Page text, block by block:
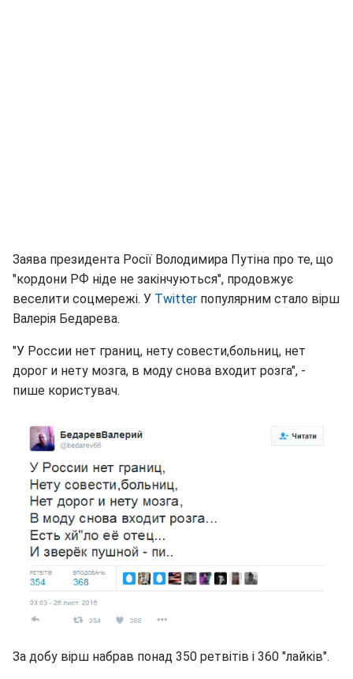
Заява президента Росії Володимира Путіна про те, що
"кордони РФ ніде не закінчуються", продовжує
веселити соцмережі. У Twitter популярним стало вірш
Валерія Бедарева.
"У России нет границ, нету совести,больниц, нет
дорог и нету мозга, в моду снова входит розга", -
пише користувач.
За добу вірш набрав понад 350 ретвітів і 360 "лайків".